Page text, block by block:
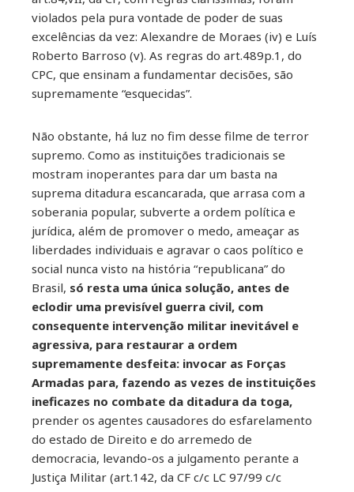
violados pela pura vontade de poder de suas
excelências da vez: Alexandre de Moraes (iv) e Luís
Roberto Barroso (v). As regras do art.489p.1, do
CPC, que ensinam a fundamentar decisões, são
supremamente “esquecidas”.
Não obstante, há luz no fim desse filme de terror
supremo. Como as instituições tradicionais se
mostram inoperantes para dar um basta na
suprema ditadura escancarada, que arrasa com a
soberania popular, subverte a ordem política e
jurídica, além de promover o medo, ameaçar as
liberdades individuais e agravar o caos político e
social nunca visto na história “republicana” do
Brasil, só resta uma única solução, antes de
eclodir uma previsível guerra civil, com
consequente intervenção militar inevitável e
agressiva, para restaurar a ordem
supremamente desfeita: invocar as Forças
Armadas para, fazendo as vezes de instituições
ineficazes no combate da ditadura da toga,
prender os agentes causadores do esfarelamento
do estado de Direito e do arremedo de
democracia, levando-os a julgamento perante a
Justiça Militar (art.142, da CF c/c LC 97/99 c/c